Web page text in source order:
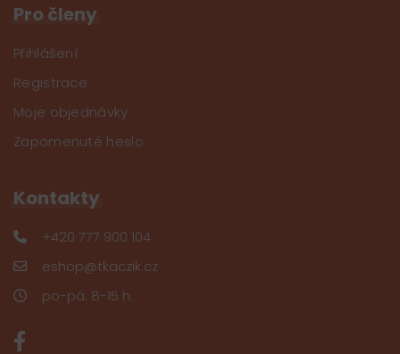
Pro členy
Přihlášení
Registrace
Moje objednávky
Zapomenuté heslo
Kontakty
+420 777 900 104
eshop@tkaczik.cz
po-pá: 8-15 h.